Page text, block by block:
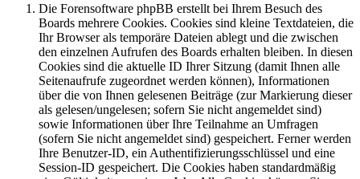
Die Forensoftware phpBB erstellt bei Ihrem Besuch des
Boards mehrere Cookies. Cookies sind kleine Textdateien, die
Ihr Browser als temporäre Dateien ablegt und die zwischen
den einzelnen Aufrufen des Boards erhalten bleiben. In diesen
Cookies sind die aktuelle ID Ihrer Sitzung (damit Ihnen alle
Seitenaufrufe zugeordnet werden können), Informationen
über die von Ihnen gelesenen Beiträge (zur Markierung dieser
als gelesen/ungelesen; sofern Sie nicht angemeldet sind)
sowie Informationen über Ihre Teilnahme an Umfragen
(sofern Sie nicht angemeldet sind) gespeichert. Ferner werden
Ihre Benutzer-ID, ein Authentifizierungsschlüssel und eine
Session-ID gespeichert. Die Cookies haben standardmäßig